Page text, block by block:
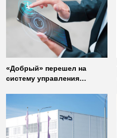
«Добрый» перешел на
систему управления